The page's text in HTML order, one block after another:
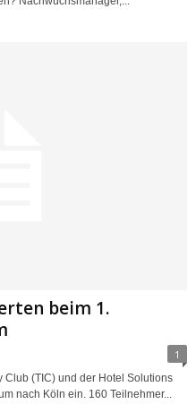
beim 1.
1
Club (TIC) und der Hotel Solutions
nach Köln ein. 160 Teilnehmer...